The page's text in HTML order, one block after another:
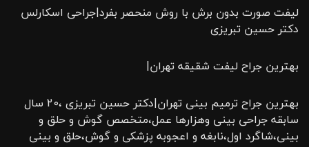
لیفت صورت بدون برش با روش منحصر بفرد|جراحی اسکارلس
دکتر حسین تبریزی
بهترین جراح لیفت شقیقه تهران|
بهترین جراح ترمیم بینی تهران|دکتر حسین تبریزی ،20 سال
سابقه جراحی بینی وهزارها عمل،متخصص گوش و حلق و
بینی،شاگرد اول،نابغه و اعجوبه پزشکی و گوش،حلق و بینی